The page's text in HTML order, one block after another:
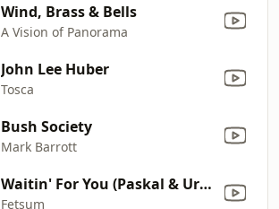
Wind, Brass & Bells
A Vision of Panorama
John Lee Huber
Tosca
Bush Society
Mark Barrott
Waitin' For You (Paskal & Urban Absolutes)
Fetsum